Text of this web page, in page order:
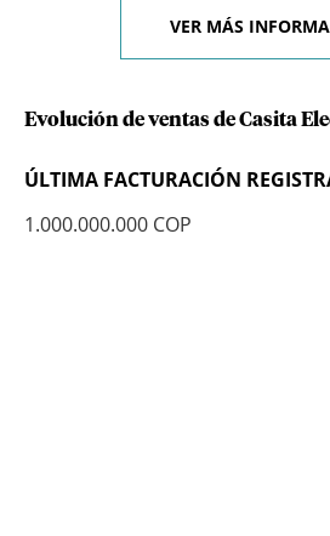
VER MÁS
Evolución de ventas de Casita
ÚLTIMA FACTURACIÓN
1.000.000.000 COP